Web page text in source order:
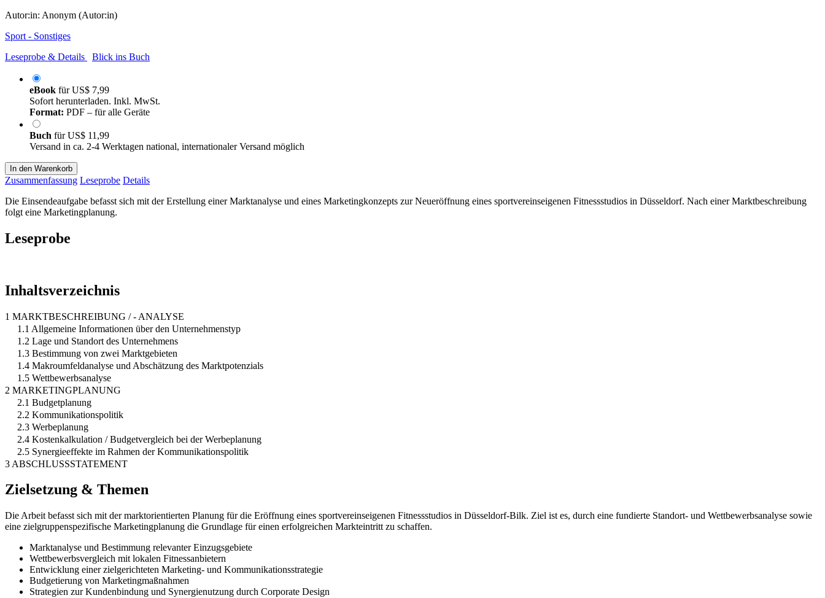
Autor:in: Anonym (Autor:in)
Sport - Sonstiges
Leseprobe & Details
Blick ins Buch
eBook fürUS$ 7,99
Sofort herunterladen. Inkl. MwSt.
Format: PDF – für alle Geräte
Buch fürUS$ 11,99
Versand in ca. 2-4 Werktagen national, internationaler Versand möglich
In den Warenkorb
Zusammenfassung Leseprobe Details
Die Einsendeaufgabe befasst sich mit der Erstellung einer Marktanalyse und eines Marketingkonzepts zur Neueröffnung eines sportvereinseigenen Fitnessstudios in Düsseldorf. Nach einer Marktbeschreibung
folgt eine Marketingplanung.
Leseprobe
Inhaltsverzeichnis
1 MARKTBESCHREIBUNG / - ANALYSE
1.1 Allgemeine Informationen über den Unternehmenstyp
1.2 Lage und Standort des Unternehmens
1.3 Bestimmung von zwei Marktgebieten
1.4 Makroumfeldanalyse und Abschätzung des Marktpotenzials
1.5 Wettbewerbsanalyse
2 MARKETINGPLANUNG
2.1 Budgetplanung
2.2 Kommunikationspolitik
2.3 Werbeplanung
2.4 Kostenkalkulation / Budgetvergleich bei der Werbeplanung
2.5 Synergieeffekte im Rahmen der Kommunikationspolitik
3 ABSCHLUSSSTATEMENT
Zielsetzung & Themen
Die Arbeit befasst sich mit der marktorientierten Planung für die Eröffnung eines sportvereinseigenen Fitnessstudios in Düsseldorf-Bilk. Ziel ist es, durch eine fundierte Standort- und Wettbewerbsanalyse sowie
eine zielgruppenspezifische Marketingplanung die Grundlage für einen erfolgreichen Markteintritt zu schaffen.
Marktanalyse und Bestimmung relevanter Einzugsgebiete
Wettbewerbsvergleich mit lokalen Fitnessanbietern
Entwicklung einer zielgerichteten Marketing- und Kommunikationsstrategie
Budgetierung von Marketingmaßnahmen
Strategien zur Kundenbindung und Synergienutzung durch Corporate Design